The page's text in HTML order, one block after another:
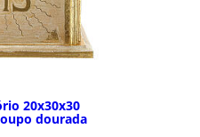
20x30x30
dourada